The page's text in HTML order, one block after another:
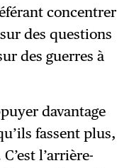
concentrer
des questions
des guerres à
davantage
fassent plus,
l’arrière-